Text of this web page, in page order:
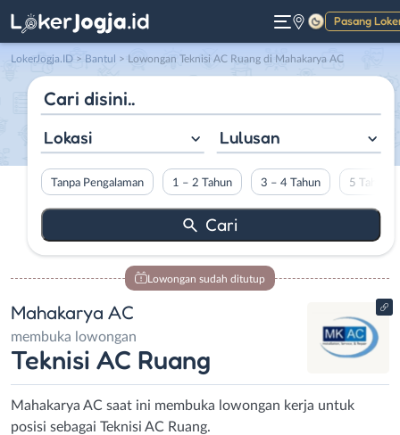
Pasang
Gelap
LokerJogja.ID > Bantul > Lowongan Teknisi AC Ruang di Mahakarya AC
Lokasi Lulusan
Tanpa Pengalaman 1 – 2 Tahun 3 – 4 Tahun 5 Tahun
Lowongan sudah ditutup
Mahakarya AC
membuka lowongan
Teknisi AC Ruang
Mahakarya AC saat ini membuka lowongan kerja untuk
posisi sebagai Teknisi AC Ruang.